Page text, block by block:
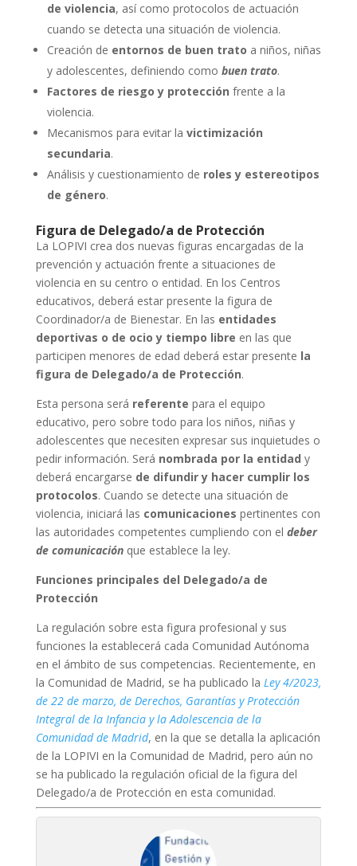
de violencia, así como protocolos de actuación
cuando se detecta una situación de violencia.
Creación de entornos de buen trato a niños, niñas
y adolescentes, definiendo como buen trato.
Factores de riesgo y protección frente a la
violencia.
Mecanismos para evitar la victimización
secundaria.
Análisis y cuestionamiento de roles y estereotipos
de género.
Figura de Delegado/a de Protección
La LOPIVI crea dos nuevas figuras encargadas de la
prevención y actuación frente a situaciones de
violencia en su centro o entidad. En los Centros
educativos, deberá estar presente la figura de
Coordinador/a de Bienestar. En las entidades
deportivas o de ocio y tiempo libre en las que
participen menores de edad deberá estar presente la
figura de Delegado/a de Protección.
Esta persona será referente para el equipo
educativo, pero sobre todo para los niños, niñas y
adolescentes que necesiten expresar sus inquietudes o
pedir información. Será nombrada por la entidad y
deberá encargarse de difundir y hacer cumplir los
protocolos. Cuando se detecte una situación de
violencia, iniciará las comunicaciones pertinentes con
las autoridades competentes cumpliendo con el deber
de comunicaciónque establece la ley.
Funciones principales del Delegado/a de
Protección
La regulación sobre esta figura profesional y sus
funciones la establecerá cada Comunidad Autónoma
en el ámbito de sus competencias. Recientemente, en
la Comunidad de Madrid, se ha publicado la Ley 4/2023,
de 22 de marzo, de Derechos, Garantías y Protección
Integral de la Infancia y la Adolescencia de la
Comunidad de Madrid, en la que se detalla la aplicación
de la LOPIVI en la Comunidad de Madrid, pero aún no
se ha publicado la regulación oficial de la figura del
Delegado/a de Protección en esta comunidad.